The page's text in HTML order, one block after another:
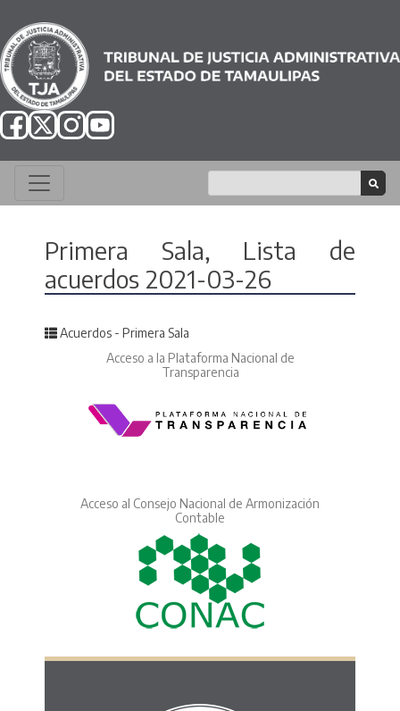
Primera Sala, Lista de
acuerdos 2021-03-26
Posted in
Acuerdos - Primera Sala
Acceso a la Plataforma Nacional de
Transparencia
Acceso al Consejo Nacional de Armonización
Contable